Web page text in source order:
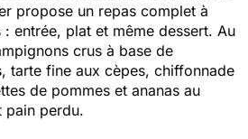
propose un repas complet à
entrée, plat et même dessert. Au
crus à base de
tarte fine aux cèpes, chiffonnade
de pommes et ananas au
pain perdu.